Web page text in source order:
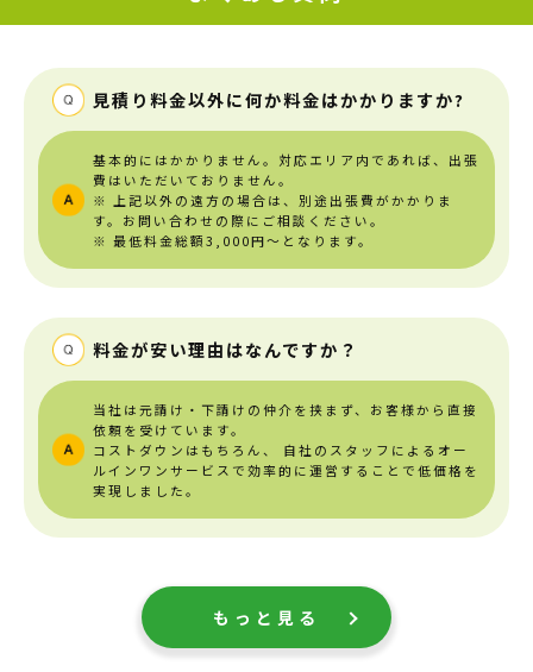
見積り料金以外に何か料金はかかりますか?
基本的にはかかりません。対応エリア内であれば、出張
費はいただいておりません。
※ 上記以外の遠方の場合は、別途出張費がかかりま
す。お問い合わせの際にご相談ください。
※ 最低料金総額3,000円～となります。
料金が安い理由はなんですか？
当社は元請け・下請けの仲介を挟まず、お客様から直接
依頼を受けています。
コストダウンはもちろん、
自社のスタッフによるオー
ルインワンサービスで効率的に運営することで低価格を
実現しました。
もっと見る